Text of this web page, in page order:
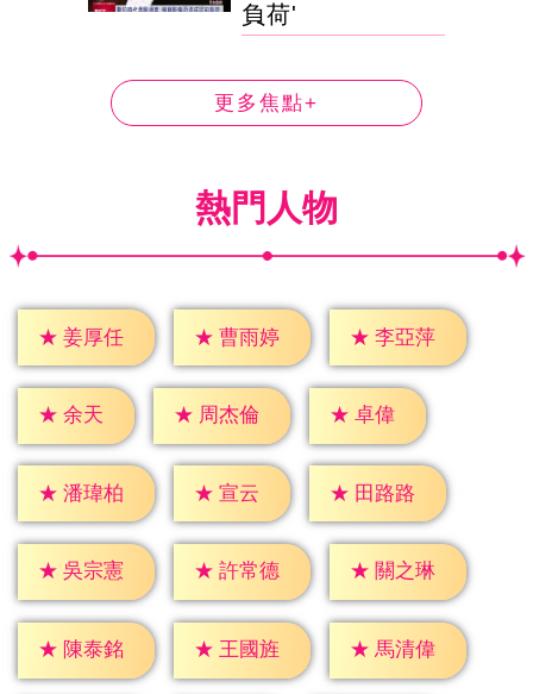
負荷'
更多焦點+
熱門人物
★ 姜厚任 ★ 曹雨婷 ★ 李亞萍
★ 余天 ★ 周杰倫 ★ 卓偉
★ 潘瑋柏 ★ 宣云 ★ 田路路
★ 吳宗憲 ★ 許常德 ★ 關之琳
★ 陳泰銘 ★ 王國旌 ★ 馬清偉